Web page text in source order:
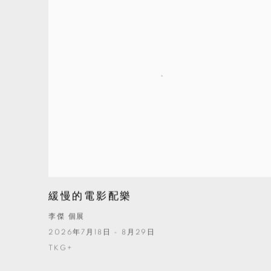
緩慢的電影配樂
李傑 個展
2026年7月18日 - 8月29日
TKG+